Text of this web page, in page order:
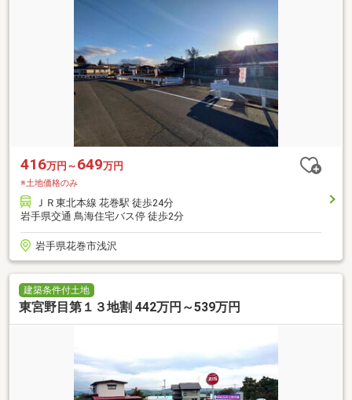
416万円～ 649万円
※土地価格のみ
ＪＲ東北本線 花巻駅 徒歩24分
岩手県交通 鳥海住宅バス停 徒歩2分
岩手県花巻市浅沢
建築条件付土地
東宮野目第１３地割 442万円～539万円